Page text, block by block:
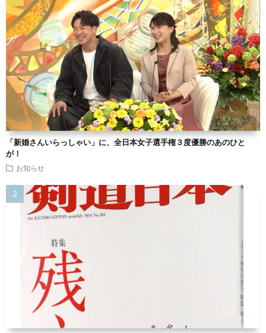
「新婚さんいらっしゃい」に、全日本女子選手権３度優勝のあのひと
が！
お知らせ